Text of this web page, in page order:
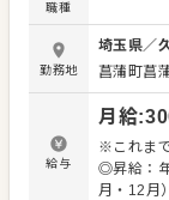
「キンパ
に裁量権
無限大。
です。 経験のある方は自由度高くご活躍できます。 スタッ
フの中に
文を受け
MTO（
中核メン
職種
勤務地
埼玉県／
菖蒲町菖
給与
月給:
※これま
◎昇給：
月・12月）＋決算